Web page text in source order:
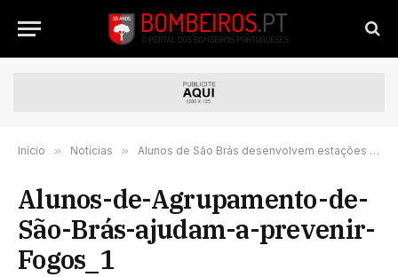
Início » Notícias » Alunos de São Brás desenvolvem estações meteorológicas para ajudar a prevenir incêndios | VÍDEO
Alunos-de-Agrupamento-de-
São-Brás-ajudam-a-prevenir-
Fogos_1